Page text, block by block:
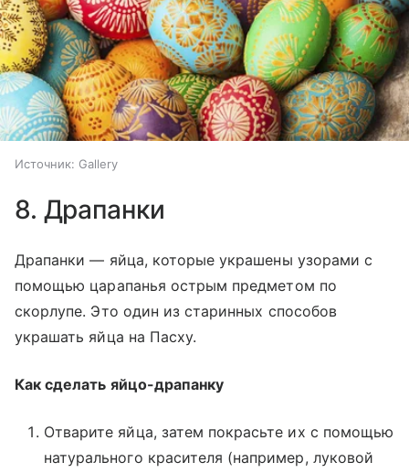
Источник: Gallery
8. Драпанки
Драпанки — яйца, которые украшены узорами с
помощью царапанья острым предметом по
скорлупе. Это один из старинных способов
украшать яйца на Пасху.
Как сделать яйцо-драпанку
Отварите яйца, затем покрасьте их с помощью
натурального красителя (например, луковой